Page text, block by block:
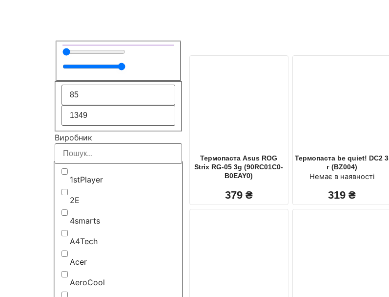
Виробник
1stPlayer
2E
4smarts
A4Tech
Acer
AeroCool
Термопаста Asus ROG
Strix RG-05 3g (90RC01C0-
B0EAY0)
379 ₴
Термопаста be quiet! DC2 3
г (BZ004)
Немає в наявності
319 ₴